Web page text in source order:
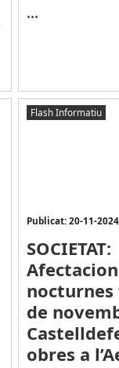
...
Flash Informatiu
Publicat: 20-11-2024
SOCIETAT:
nocturnes
de
obres a